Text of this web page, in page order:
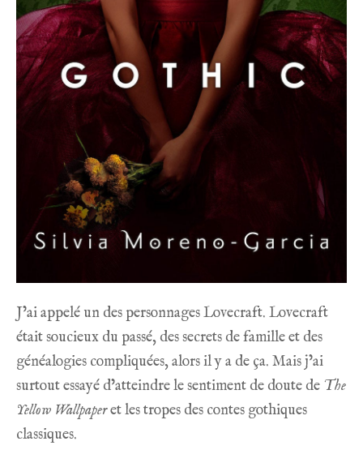
J’ai appelé un des personnages Lovecraft. Lovecraft
était soucieux du passé, des secrets de famille et des
généalogies compliquées, alors il y a de ça. Mais j’ai
surtout essayé d’atteindre le sentiment de doute de The
Yellow Wallpaperet les tropes des contes gothiques
classiques.